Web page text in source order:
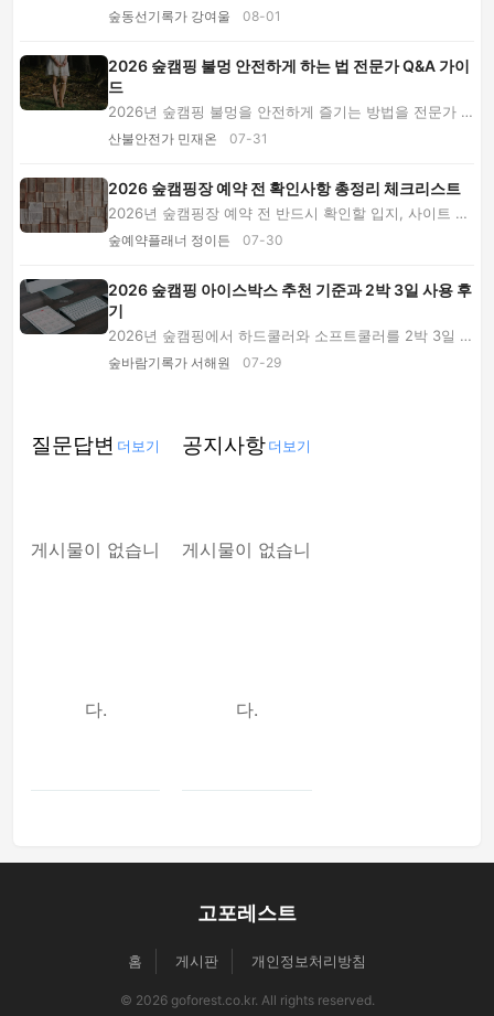
밀 일정, 음식 보관, 기상 강행 실패를 사례별...
숲동선기록가 강여울 08-01
2026 숲캠핑 불멍 안전하게 하는 법 전문가 Q&A 가이
드
2026년 숲캠핑 불멍을 안전하게 즐기는 방법을 전문가 Q
&A로 설명합니다. 화로대 선택과 안전거리, 장작...
산불안전가 민재온 07-31
2026 숲캠핑장 예약 전 확인사항 총정리 체크리스트
2026년 숲캠핑장 예약 전 반드시 확인할 입지, 사이트 크
기, 전기·온수, 추가요금, 취소 규정과 안전수...
숲예약플래너 정이든 07-30
2026 숲캠핑 아이스박스 추천 기준과 2박 3일 사용 후
기
2026년 숲캠핑에서 하드쿨러와 소프트쿨러를 2박 3일 사
용한 경험을 바탕으로 용량 선택, 가격대, 냉매 ...
숲바람기록가 서해원 07-29
질문답변
게시물이 없습니
다.
더보기 공지사항
게시물이 없습니
다.
더보기
고포레스트
홈 게시판 개인정보처리방침
© 2026 goforest.co.kr. All rights reserved.